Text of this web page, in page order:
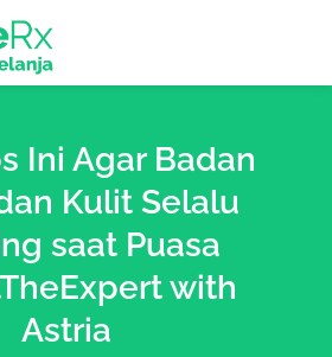
Ini Agar Badan
Kulit Selalu
saat Puasa
with
Astria